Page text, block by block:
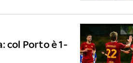
col Porto è 1-